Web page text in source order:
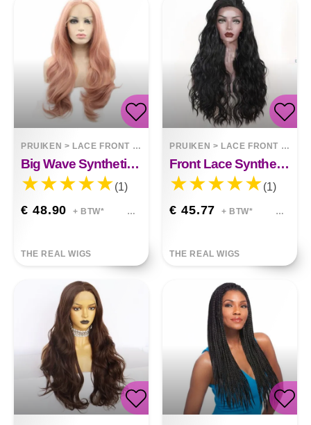
PRUIKEN > LACE FRONT WIGS
Big Wave Synthetische Front Lace Pruik Leah
(1)
€ 48.90 + BTW*
THE REAL WIGS
PRUIKEN > LACE FRONT WIGS
Front Lace Synthetisch Lang Krullende Pruik Scarlett
(1)
€ 45.77 + BTW*
THE REAL WIGS